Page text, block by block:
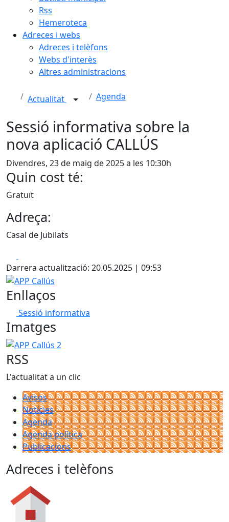
Rss
Hemeroteca
Adreces i webs
Adreces i telèfons
Webs d'interès
Altres administracions
Actualitat Agenda
Sessió informativa sobre la
nova aplicació CALLÚS
Divendres, 23 de maig de 2025 a les 10:30h
Quin cost té:
Gratuït
Adreça:
Casal de Jubilats
Darrera actualització: 20.05.2025 | 09:53
APP Callús
Enllaços
Sessió informativa
Imatges
APP Callús 2
RSS
L'actualitat a un clic
Avisos
Notícies
Agenda
Agenda política
Publicacions
Adreces i telèfons